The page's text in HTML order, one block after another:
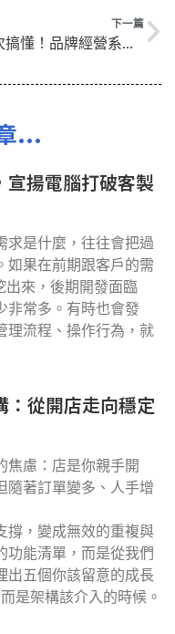
下一篇
一次搞懂！品牌經營系統如何整合POS、ERP、CRM？
...
揚電腦打破客製
求是什麼，往往會把過
如果在前期跟客戶的需
出來，後期開發面臨
非常多。有時也會發
理流程、操作行為，就
：從開店走向穩定
焦慮：店是你親手開
隨著訂單變多、人手增
撐，變成無效的重複與
功能清單，而是從我們
出五個你該留意的成長
是架構該介入的時候。